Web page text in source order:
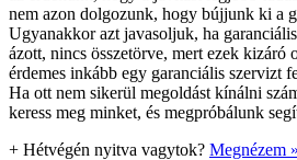
nem azon dolgozunk, hogy bújjunk ki a
Ugyanakkor azt javasoljuk, ha
ázott, nincs összetörve, mert ezek kizáró
érdemes inkább egy garanciális szervizt
Ha ott nem sikerül megoldást kínálni
keress meg minket, és megpróbálunk
+ Hétvégén nyitva vagytok? Megnézem »